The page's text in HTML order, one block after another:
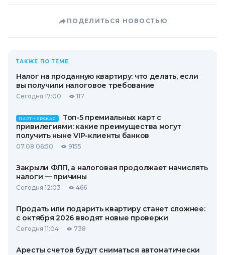
ПОДЕЛИТЬСЯ НОВОСТЬЮ
ТАКЖЕ ПО ТЕМЕ
Налог на проданную квартиру: что делать, если
вы получили налоговое требование
Сегодня 17:00 117
ПАРТНЕРСКАЯ
Топ-5 премиальных карт с
привилегиями: какие преимущества могут
получить ныне VIP-клиенты банков
07.08 06:50 9155
Закрыли ФЛП, а налоговая продолжает начислять
налоги — причины
Сегодня 12:03 466
Продать или подарить квартиру станет сложнее:
с октября 2026 вводят новые проверки
Сегодня 11:04 738
Аресты счетов будут сниматься автоматически